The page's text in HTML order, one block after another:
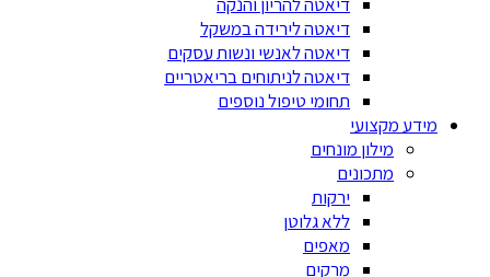
דיאטה לירידה במשקל
דיאטה לאנשי ונשות עסקים
דיאטה לניתוחים בריאטריים
תחומי טיפול נוספים
מידע מקצועי
מילון מונחים
מתכונים
ירקות
ללא גלוטן
מאפים
מרקים